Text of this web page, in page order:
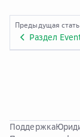
Предыдущая
Раздел
Поддержка